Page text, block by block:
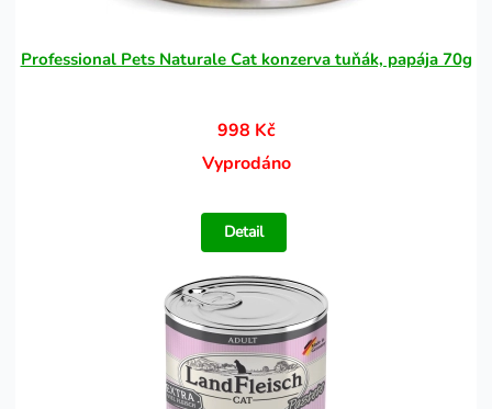
Professional Pets Naturale Cat konzerva tuňák, papája 70g
998 Kč
Vyprodáno
Detail